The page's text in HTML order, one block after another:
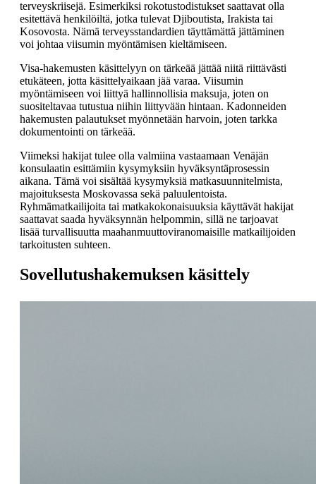
terveyskriisejä. Esimerkiksi rokotustodistukset saattavat olla
esitettävä henkilöiltä, jotka tulevat Djiboutista, Irakista tai
Kosovosta. Nämä terveysstandardien täyttämättä jättäminen
voi johtaa viisumin myöntämisen kieltämiseen.
Visa-hakemusten käsittelyyn on tärkeää jättää niitä riittävästi
etukäteen, jotta käsittelyaikaan jää varaa. Viisumin
myöntämiseen voi liittyä hallinnollisia maksuja, joten on
suositeltavaa tutustua niihin liittyvään hintaan. Kadonneiden
hakemusten palautukset myönnetään harvoin, joten tarkka
dokumentointi on tärkeää.
Viimeksi hakijat tulee olla valmiina vastaamaan Venäjän
konsulaatin esittämiin kysymyksiin hyväksyntäprosessin
aikana. Tämä voi sisältää kysymyksiä matkasuunnitelmista,
majoituksesta Moskovassa sekä paluulentoista.
Ryhmämatkailijoita tai matkakokonaisuuksia käyttävät hakijat
saattavat saada hyväksynnän helpommin, sillä ne tarjoavat
lisää turvallisuutta maahanmuuttoviranomaisille matkailijoiden
tarkoitusten suhteen.
Sovellutushakemuksen käsittely